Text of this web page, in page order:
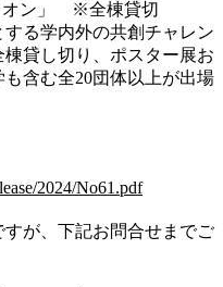
オン」 ※全棟貸切
る学内外の共創チャレン
貸し切り、ポスター展お
含む全20団体以上が出場
2024/No61.pdf
が、下記お問合せまでご